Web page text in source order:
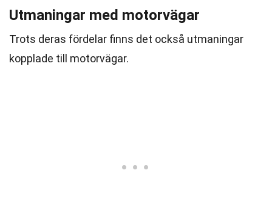
Utmaningar med motorvägar
Trots deras fördelar finns det också utmaningar
kopplade till motorvägar.